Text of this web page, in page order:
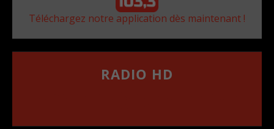
Téléchargez notre application dès maintenant !
RADIO HD